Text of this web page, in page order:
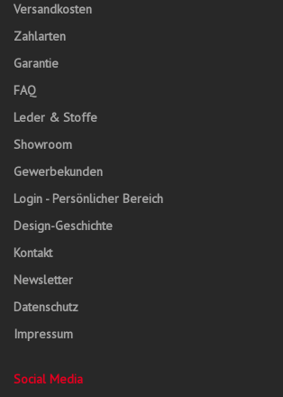
Versandkosten
Zahlarten
Garantie
FAQ
Leder & Stoffe
Showroom
Gewerbekunden
Login - Persönlicher Bereich
Design-Geschichte
Kontakt
Newsletter
Datenschutz
Impressum
Social Media